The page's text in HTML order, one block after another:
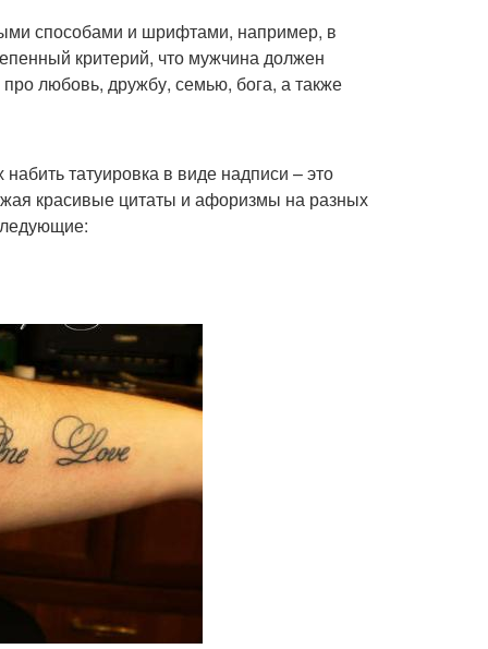
способами и шрифтами, например, в
критерий, что мужчина должен
любовь, дружбу, семью, бога, а также
татуировка в виде надписи – это
красивые цитаты и афоризмы на разных